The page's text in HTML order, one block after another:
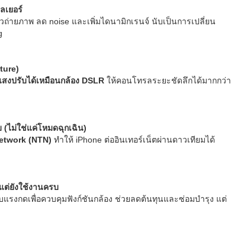
เยอร์
ถ่ายภาพ ลด noise และเพิ่มไดนามิกเรนจ์ นับเป็นการเปลี่ยน
งปรับได้เหมือนกล้อง DSLR ให้คอนโทรลระยะชัดลึกได้มากกว่า
(ไม่ใช่แค่โหมดฉุกเฉิน)
(NTN) ทำให้ iPhone ต่ออินเทอร์เน็ตผ่านดาวเทียมได้
ต่ยังใช้งานครบ
แรงกดเพื่อควบคุมฟังก์ชันกล้อง ช่วยลดต้นทุนและซ่อมบำรุง แต่